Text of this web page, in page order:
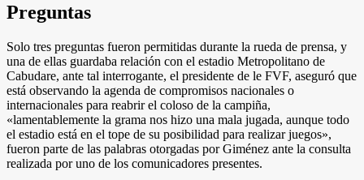
Preguntas
Solo tres preguntas fueron permitidas durante la rueda de prensa, y
una de ellas guardaba relación con el estadio Metropolitano de
Cabudare, ante tal interrogante, el presidente de le FVF, aseguró que
está observando la agenda de compromisos nacionales o
internacionales para reabrir el coloso de la campiña,
«lamentablemente la grama nos hizo una mala jugada, aunque todo
el estadio está en el tope de su posibilidad para realizar juegos»,
fueron parte de las palabras otorgadas por Giménez ante la consulta
realizada por uno de los comunicadores presentes.